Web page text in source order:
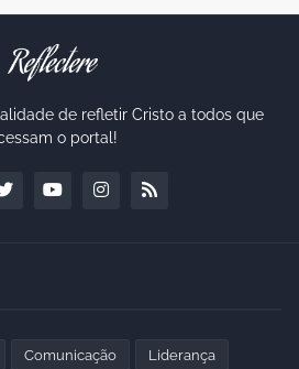
de refletir Cristo a todos que
o portal!
Comunicação Liderança